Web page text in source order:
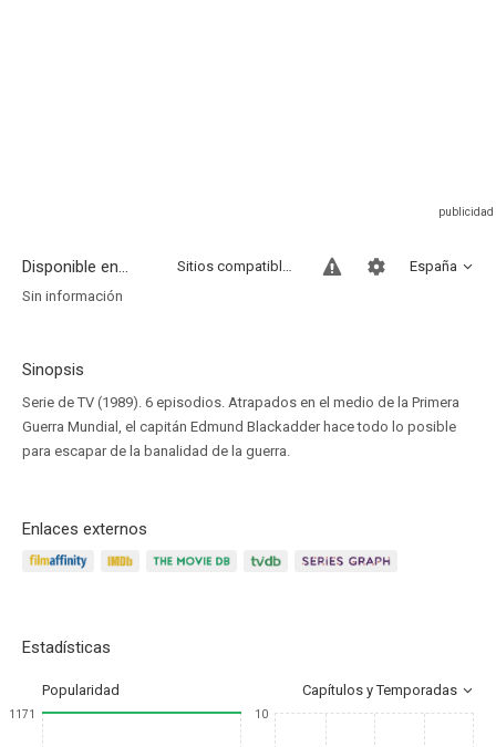
Disponible en... España
Sitios compatibles
Sin información
Sinopsis
Serie de TV (1989). 6 episodios. Atrapados en el medio de la Primera
Guerra Mundial, el capitán Edmund Blackadder hace todo lo posible
para escapar de la banalidad de la guerra.
Enlaces externos
Estadísticas
Popularidad Capítulos y Temporadas
1171 10